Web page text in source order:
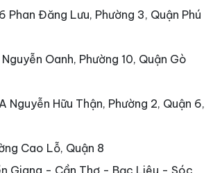
Phan Đăng Lưu, Phường 3, Quận Phú
Oanh, Phường 10, Quận Gò
Nguyễn Hữu Thận, Phường 2, Quận 6,
Cao Lỗ, Quận 8
Giang - Cần Thơ - Bạc Liêu - Sóc